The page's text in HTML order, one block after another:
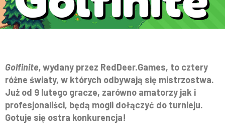
Golfinite,wydany przez RedDeer.Games, to cztery
różne światy, w których odbywają się mistrzostwa.
Już od 9 lutego gracze, zarówno amatorzy jak i
profesjonaliści, będą mogli dołączyć do turnieju.
Gotuje się ostra konkurencja!